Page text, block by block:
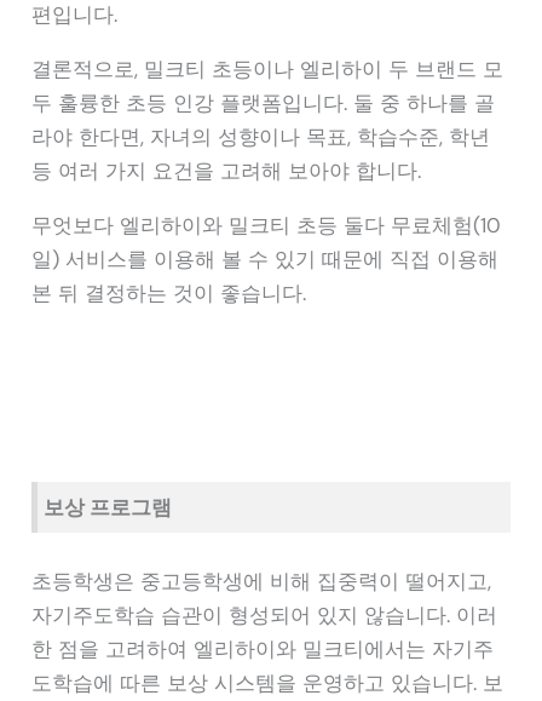
편입니다.
결론적으로, 밀크티 초등이나 엘리하이 두 브랜드 모
두 훌륭한 초등 인강 플랫폼입니다. 둘 중 하나를 골
라야 한다면, 자녀의 성향이나 목표, 학습수준, 학년
등 여러 가지 요건을 고려해 보아야 합니다.
무엇보다 엘리하이와 밀크티 초등 둘다 무료체험(10
일) 서비스를 이용해 볼 수 있기 때문에 직접 이용해
본 뒤 결정하는 것이 좋습니다.
보상 프로그램
초등학생은 중고등학생에 비해 집중력이 떨어지고,
자기주도학습 습관이 형성되어 있지 않습니다. 이러
한 점을 고려하여 엘리하이와 밀크티에서는 자기주
도학습에 따른 보상 시스템을 운영하고 있습니다. 보